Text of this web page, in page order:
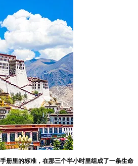
册里的标准，在那三个半小时里组成了一条生命